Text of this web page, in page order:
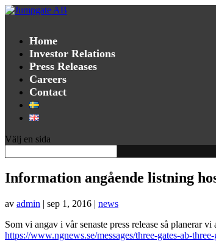
Home
Investor Relations
Press Releases
Careers
Contact
Välj en sida
Information angående listning
av admin | sep 1, 2016 | news
Som vi angav i vår senaste press release så planerar
https://www.ngnews.se/messages/three-gates-ab-